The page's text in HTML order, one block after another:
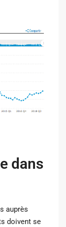
dans
auprès
doivent se